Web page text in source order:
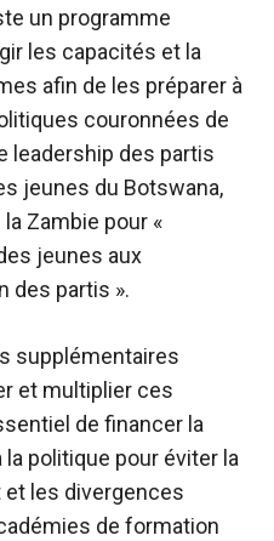
un programme
les capacités et la
afin de les préparer à
couronnées de
leadership des partis
jeunes du Botswana,
Zambie pour «
jeunes aux
des partis ».
supplémentaires
et multiplier ces
de financer la
politique pour éviter la
et les divergences
de formation